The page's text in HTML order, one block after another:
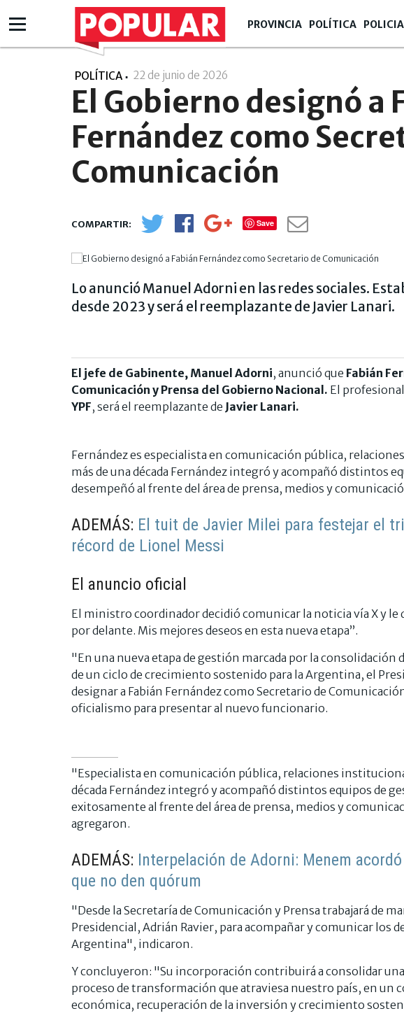
PROVINCIA POLÍTICA
POLÍTICA 22 de junio de 2026
El Gobierno designó a
Fernández como
Comunicación
Save
Lo anunció Manuel Adorni en las redes sociales.
desde 2023 y será el reemplazante de Javier Lanari.
El jefe de Gabinente, Manuel Adorni, anunció que Fabián
Comunicación y Prensa del Gobierno Nacional. El
YPF, será el reemplazante de Javier Lanari.
Fernández es especialista en comunicación pública,
más de una década Fernández integró y acompañó distintos
desempeñó al frente del área de prensa, medios y
ADEMÁS: El tuit de Javier Milei para festejar el
récord de Lionel Messi
El anuncio oficial
El ministro coordinador decidió comunicar la noticia vía X y le
por delante. Mis mejores deseos en esta nueva etapa”.
"En una nueva etapa de gestión marcada por la
de un ciclo de crecimiento sostenido para la Argentina, el
designar a Fabián Fernández como Secretario de
oficialismo para presentar al nuevo funcionario.
"Especialista en comunicación pública, relaciones
década Fernández integró y acompañó distintos equipos de
exitosamente al frente del área de prensa, medios y
agregaron.
ADEMÁS: Interpelación de Adorni: Menem acordó
que no den quórum
"Desde la Secretaría de Comunicación y Prensa trabajará de
Presidencial, Adrián Ravier, para acompañar y comunicar los
Argentina", indicaron.
Y concluyeron: "Su incorporación contribuirá a consolidar
proceso de transformación que atraviesa nuestro país, en un
económica, recuperación de la inversión y crecimiento